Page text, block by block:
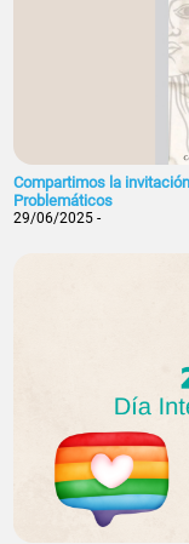
Compartimos la
Problemáticos
29/06/2025 -